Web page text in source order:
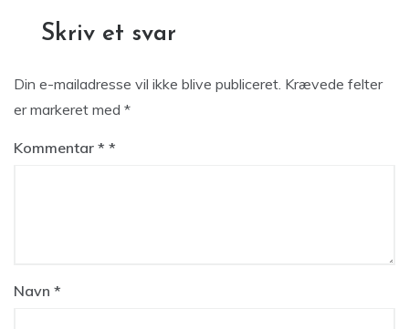
Skriv et svar
Din e-mailadresse vil ikke blive publiceret. Krævede felter
er markeret med *
Kommentar *
Navn *